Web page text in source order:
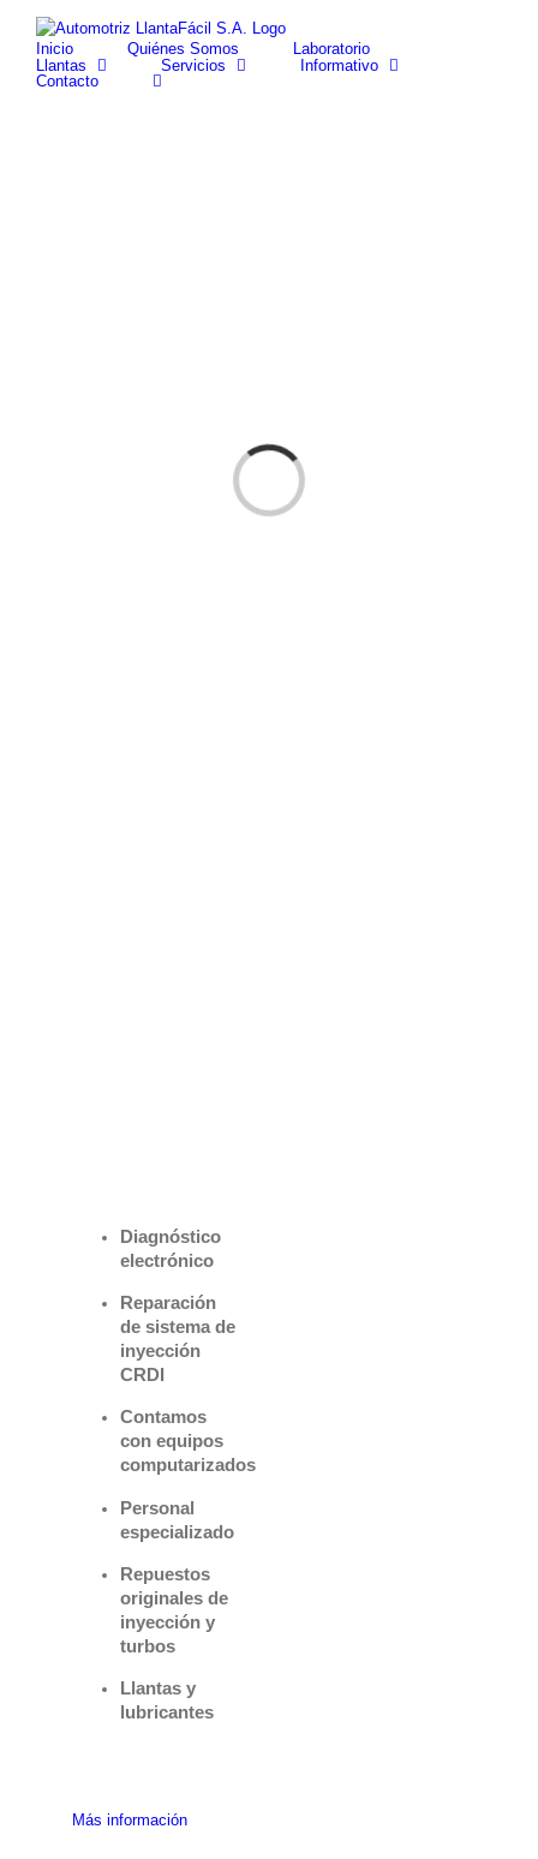
content
facebook
youtube
Inicio
Quiénes Somos
Laboratorio
Llantas
Servicios
Informativo
Contacto
Cargando...
Diagnóstico
electrónico
Reparación
de sistema de
inyección
CRDI
Contamos
con equipos
computarizados
Personal
especializado
Repuestos
originales de
inyección y
turbos
Llantas y
lubricantes
Más información